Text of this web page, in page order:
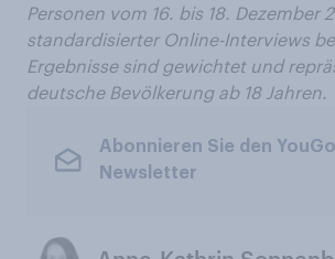
Personen vom 16. bis 18. Dezember
standardisierter Online-Interviews
Ergebnisse sind gewichtet und
deutsche Bevölkerung ab 18 Jahren.
Abonnieren Sie den
Newsletter